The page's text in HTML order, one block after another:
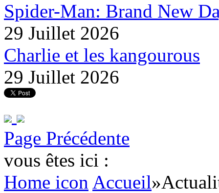
Spider-Man: Brand New
29 Juillet 2026
Charlie et les kangourous
29 Juillet 2026
Page Précédente
vous êtes ici :
Home icon Accueil»